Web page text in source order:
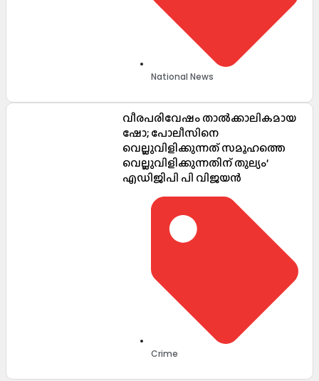
National News
വീരപരിവേഷം താൽക്കാലികമായ
ഷോ; പോലീസിനെ
വെല്ലുവിളിക്കുന്നത് സമൂഹത്തെ
വെല്ലുവിളിക്കുന്നതിന് തുല്യം’
എഡിജിപി പി വിജയൻ
Crime